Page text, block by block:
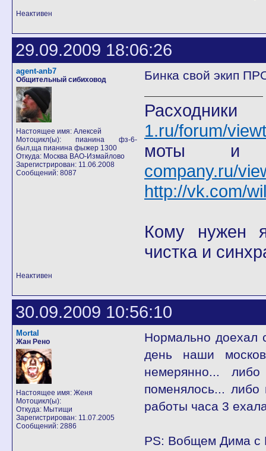
Неактивен
29.09.2009 18:06:26
agent-anb7
Общительный сибиховод
Настоящее имя: Алексей
Мотоцикл(ы): пианина фз-6-
был,ща пианина фыжер 1300
Откуда: Москва ВАО-Измайлово
Зарегистрирован: 11.06.2008
Сообщений: 8087
Бинка свой экип
1.ru/forum/
company.ru/
http://vk.com/
Кому нужен
чистка и
Неактивен
30.09.2009 10:56:10
Mortal
Жан Рено
Настоящее имя: Женя
Мотоцикл(ы):
Откуда: Мытищи
Зарегистрирован: 11.07.2005
Сообщений: 2886
Нормально доехал
день наши
немерянно...
поменялось...
работы часа 3
PS: Вобщем Дима с